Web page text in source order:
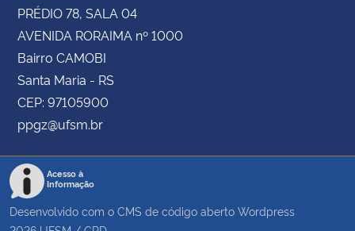
PRÉDIO 78, SALA 04
AVENIDA RORAIMA nº 1000
Bairro CAMOBI
Santa Maria - RS
CEP: 97105900
ppgz@ufsm.br
Acesso à
Informação
Desenvolvido com o CMS de código aberto Wordpress